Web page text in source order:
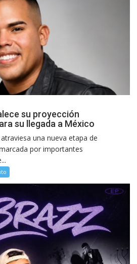
su proyección
su llegada a México
una nueva etapa de
por importantes